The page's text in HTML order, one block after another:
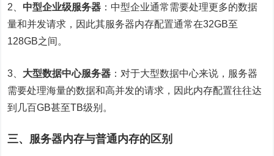
2、 中型企业级服务器 ：中型企业通常需要处理更多的数据
量和并发请求，因此其服务器内存配置通常在32GB至
128GB之间。
3、 大型数据中心服务器 ：对于大型数据中心来说，服务器
需要处理海量的数据和高并发的请求，因此内存配置往往达
到几百GB甚至TB级别。
三、服务器内存与普通内存的区别